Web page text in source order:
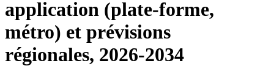
application (plate-forme,
métro) et prévisions
régionales, 2026-2034